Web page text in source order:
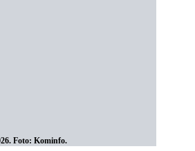
Foto: Kominfo.